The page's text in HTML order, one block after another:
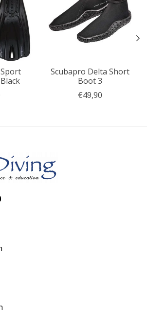
Scubapro Delta Short
Boot 3
€49,90